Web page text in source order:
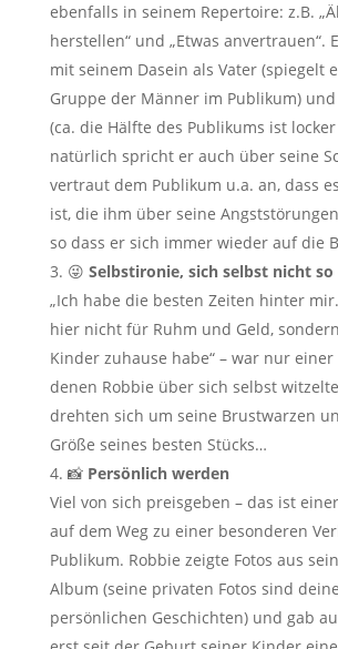
ebenfalls in seinem Repertoire: z.B.
herstellen“ und „Etwas anvertrauen“.
mit seinem Dasein als Vater (spiegelt
Gruppe der Männer im Publikum)
(ca. die Hälfte des Publikums ist locker
natürlich spricht er auch über seine
vertraut dem Publikum u.a. an, dass
ist, die ihm über seine
so dass er sich immer wieder auf die
😜 Selbstironie, sich selbst nicht
„Ich habe die besten Zeiten hinter
hier nicht für Ruhm und Geld,
Kinder zuhause habe“ – war nur einer
denen Robbie über sich selbst
drehten sich um seine Brustwarzen
Größe seines besten Stücks…
📸 Persönlich werden
Viel von sich preisgeben – das ist
auf dem Weg zu einer besonderen
Publikum. Robbie zeigte Fotos aus
Album (seine privaten Fotos sind
persönlichen Geschichten) und gab